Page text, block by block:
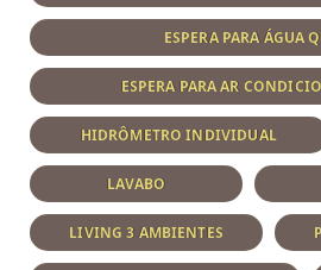
ESPERA PARA ÁGUA
ESPERA PARA AR
HIDRÔMETRO INDIVIDUAL
LAVABO
LIVING 3 AMBIENTES